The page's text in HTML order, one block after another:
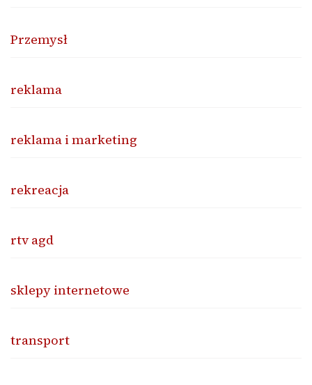
Przemysł
reklama
reklama i marketing
rekreacja
rtv agd
sklepy internetowe
transport